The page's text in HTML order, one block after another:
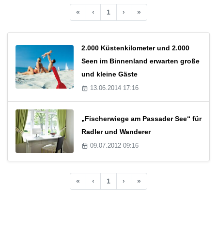
« ‹ 1 › »
2.000 Küstenkilometer und 2.000
Seen im Binnenland erwarten große
und kleine Gäste
13.06.2014 17:16
„Fischerwiege am Passader See“ für
Radler und Wanderer
09.07.2012 09:16
« ‹ 1 › »